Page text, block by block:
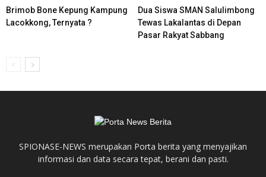
Brimob Bone Kepung Kampung
Lacokkong, Ternyata ?
Dua Siswa SMAN Salulimbong
Tewas Lakalantas di Depan
Pasar Rakyat Sabbang
SPIONASE-NEWS merupakan Porta berita yang menyajikan
informasi dan data secara tepat, berani dan pasti.